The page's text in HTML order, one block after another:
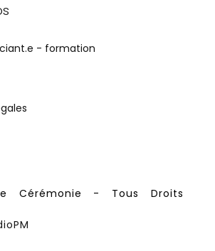
- formation
Cérémonie - Tous Droits